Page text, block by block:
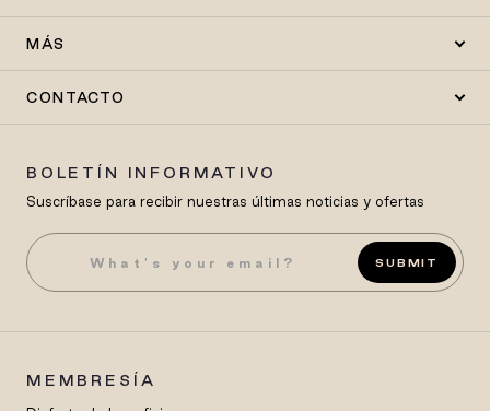
MÁS
CONTACTO
BOLETÍN INFORMATIVO
Suscríbase para recibir nuestras últimas noticias y ofertas
SUBMIT
MEMBRESÍA